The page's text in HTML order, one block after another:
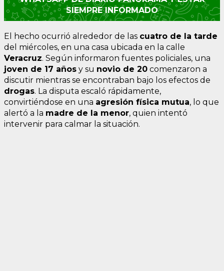
SIEMPRE INFORMADO
El hecho ocurrió alrededor de las cuatro de la tarde
del miércoles, en una casa ubicada en la calle
Veracruz. Según informaron fuentes policiales, una
joven de 17 años y su novio de 20 comenzaron a
discutir mientras se encontraban bajo los efectos de
drogas. La disputa escaló rápidamente,
convirtiéndose en una agresión física mutua, lo que
alertó a la madre de la menor, quien intentó
intervenir para calmar la situación.